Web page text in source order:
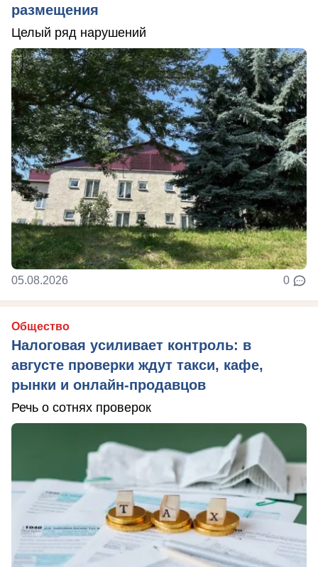
размещения
Целый ряд нарушений
05.08.2026 0
Общество
Налоговая усиливает контроль: в
августе проверки ждут такси, кафе,
рынки и онлайн-продавцов
Речь о сотнях проверок